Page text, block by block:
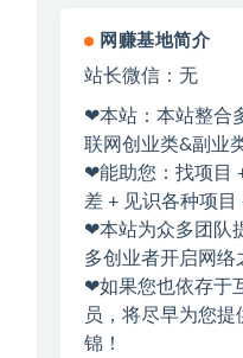
网赚基地简介
站长微信：无
❤本站：本站整合
联网创业类&副业
❤能助您：找项目
差 + 见识各种项目
❤本站为众多团队
多创业者开启网络
❤如果您也依存于
员，将尽早为您
锦！